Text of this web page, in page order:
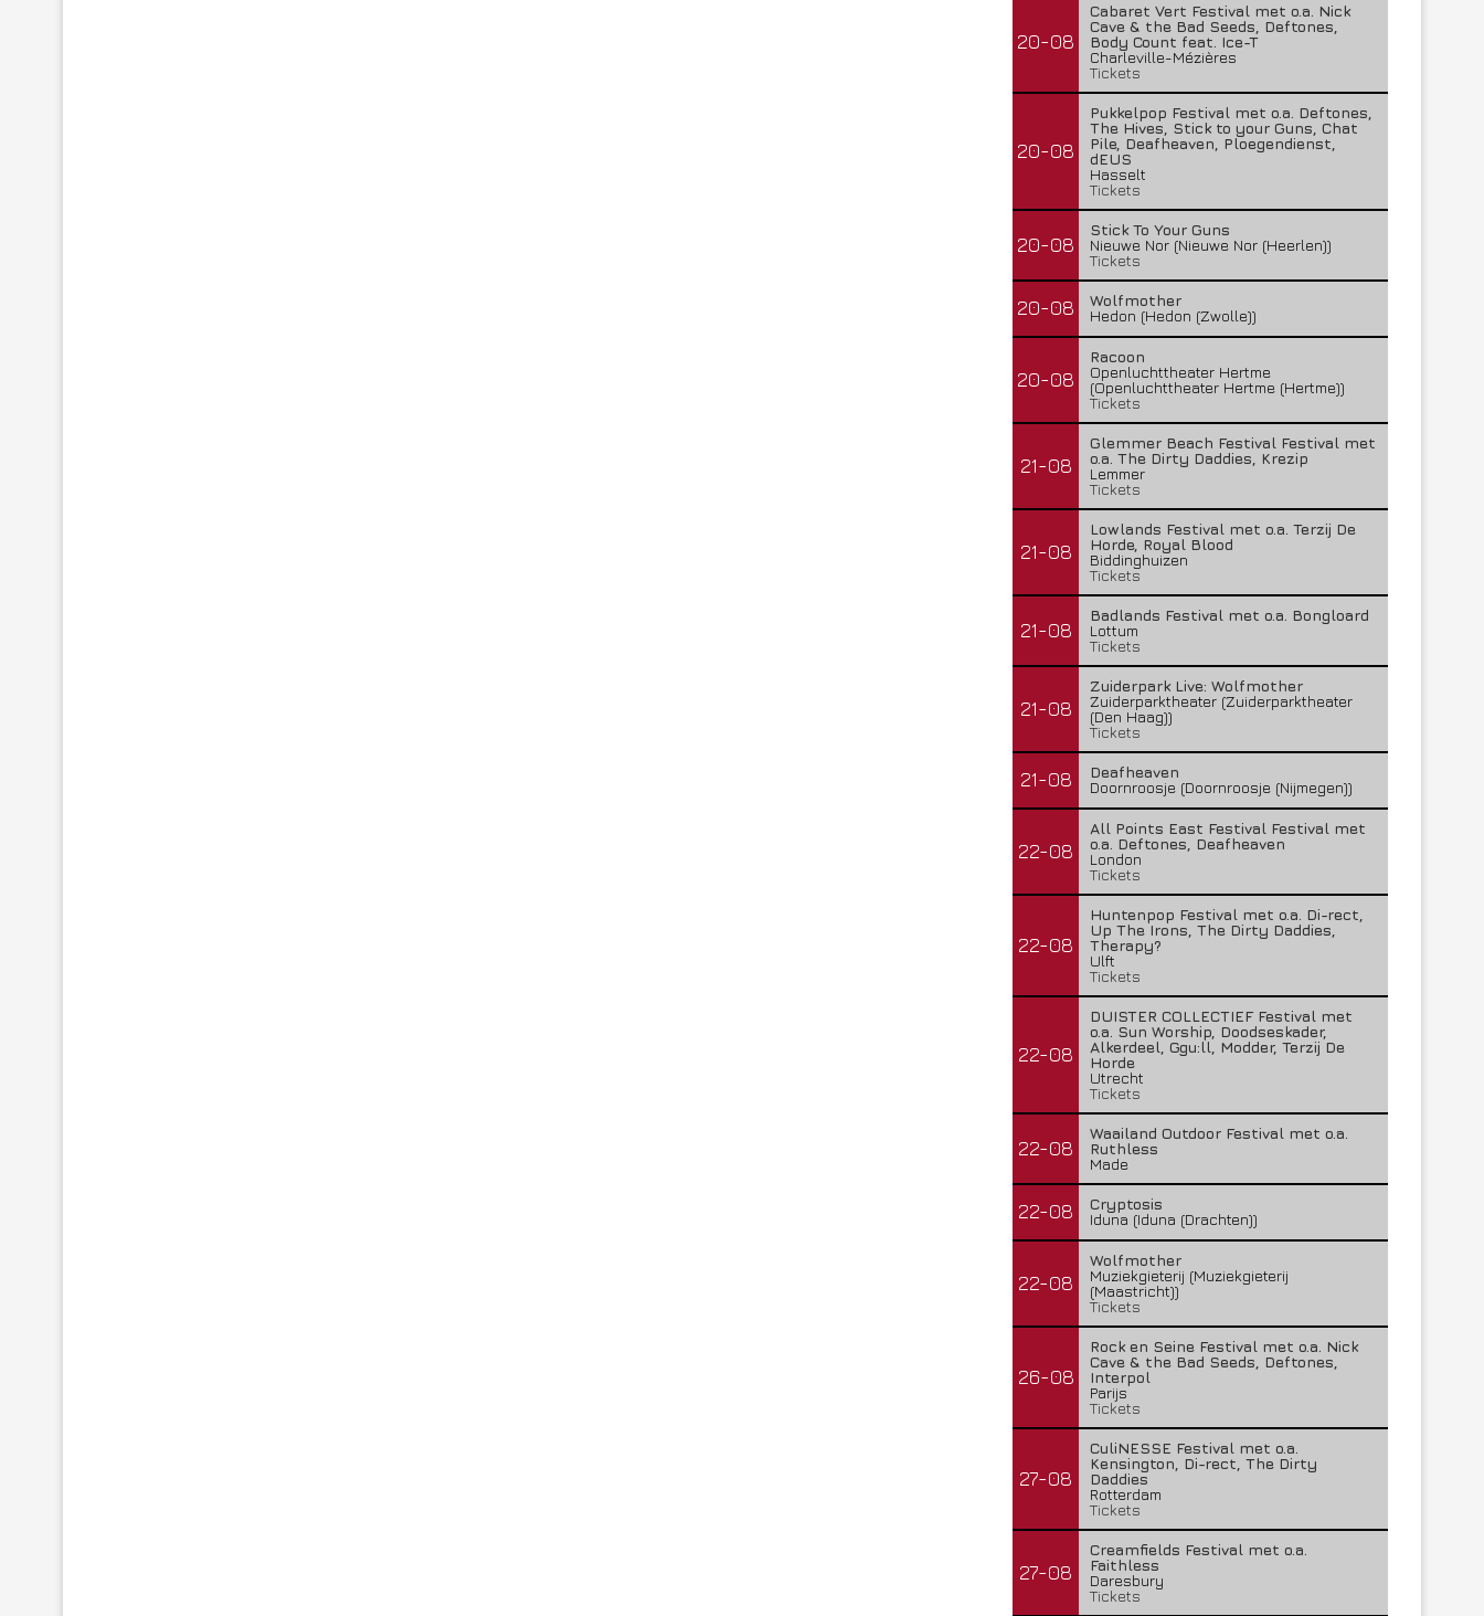
20-08
Cabaret Vert Festival met o.a. Nick
Cave & the Bad Seeds, Deftones,
Body Count feat. Ice-T
Charleville-Mézières
Tickets
20-08
Pukkelpop Festival met o.a. Deftones,
The Hives, Stick to your Guns, Chat
Pile, Deafheaven, Ploegendienst,
dEUS
Hasselt
Tickets
20-08
Stick To Your Guns
Nieuwe Nor (Nieuwe Nor (Heerlen))
Tickets
20-08
Wolfmother
Hedon (Hedon (Zwolle))
20-08
Racoon
Openluchttheater Hertme
(Openluchttheater Hertme (Hertme))
Tickets
21-08
Glemmer Beach Festival Festival met
o.a. The Dirty Daddies, Krezip
Lemmer
Tickets
21-08
Lowlands Festival met o.a. Terzij De
Horde, Royal Blood
Biddinghuizen
Tickets
21-08
Badlands Festival met o.a. Bongloard
Lottum
Tickets
21-08
Zuiderpark Live: Wolfmother
Zuiderparktheater (Zuiderparktheater
(Den Haag))
Tickets
21-08
Deafheaven
Doornroosje (Doornroosje (Nijmegen))
22-08
All Points East Festival Festival met
o.a. Deftones, Deafheaven
London
Tickets
22-08
Huntenpop Festival met o.a. Di-rect,
Up The Irons, The Dirty Daddies,
Therapy?
Ulft
Tickets
22-08
DUISTER COLLECTIEF Festival met
o.a. Sun Worship, Doodseskader,
Alkerdeel, Ggu:ll, Modder, Terzij De
Horde
Utrecht
Tickets
22-08
Waailand Outdoor Festival met o.a.
Ruthless
Made
22-08
Cryptosis
Iduna (Iduna (Drachten))
22-08
Wolfmother
Muziekgieterij (Muziekgieterij
(Maastricht))
Tickets
26-08
Rock en Seine Festival met o.a. Nick
Cave & the Bad Seeds, Deftones,
Interpol
Parijs
Tickets
27-08
CuliNESSE Festival met o.a.
Kensington, Di-rect, The Dirty
Daddies
Rotterdam
Tickets
27-08
Creamfields Festival met o.a.
Faithless
Daresbury
Tickets